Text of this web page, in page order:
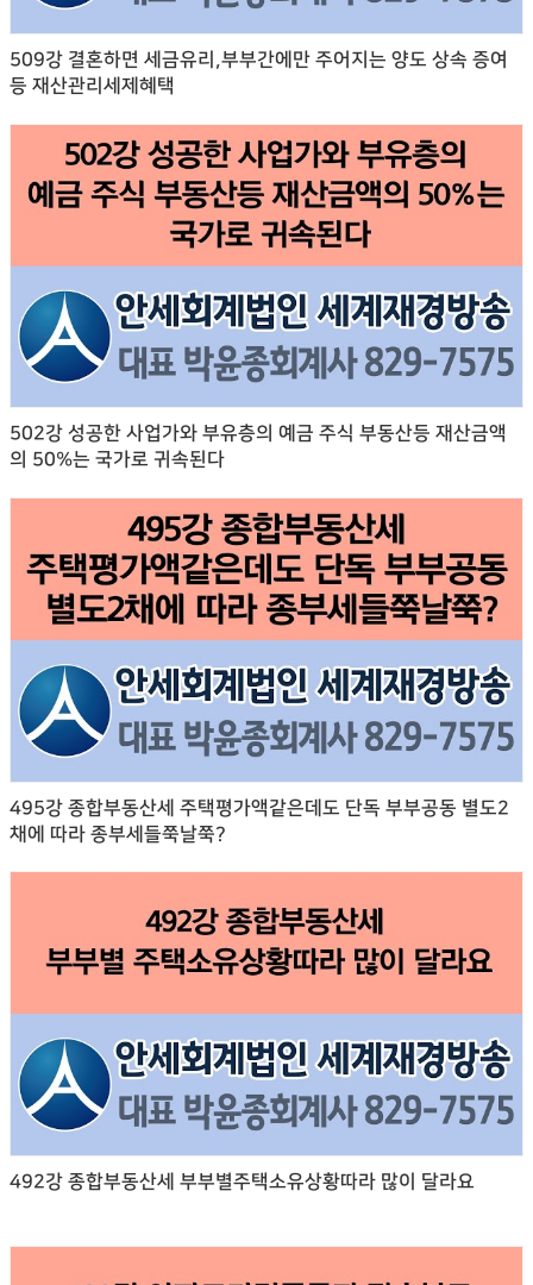
509강 결혼하면 세금유리,부부간에만 주어지는 양도 상속 증여
등 재산관리세제혜택
502강 성공한 사업가와 부유층의 예금 주식 부동산등 재산금액
의 50%는 국가로 귀속된다
495강 종합부동산세 주택평가액같은데도 단독 부부공동 별도2
채에 따라 종부세들쭉날쭉?
492강 종합부동산세 부부별주택소유상황따라 많이 달라요